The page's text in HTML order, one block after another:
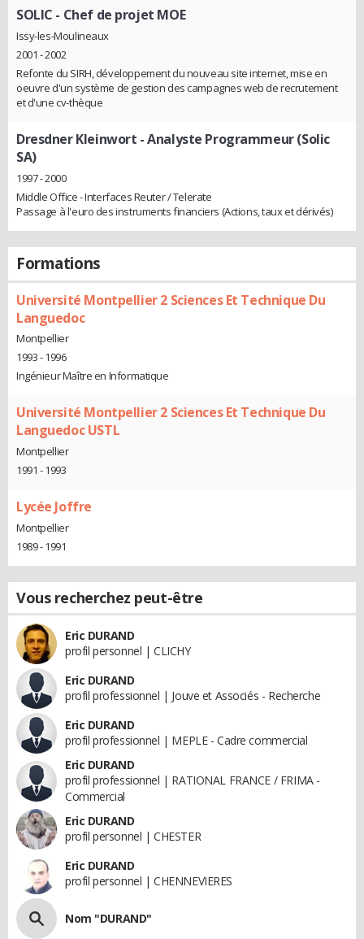
SOLIC - Chef de projet MOE
Issy-les-Moulineaux
2001 - 2002
Refonte du SIRH, développement du nouveau site internet, mise en
oeuvre d'un système de gestion des campagnes web de recrutement
et d'une cv-thèque
Dresdner Kleinwort - Analyste Programmeur (Solic
SA)
1997 - 2000
Middle Office - Interfaces Reuter / Telerate
Passage à l'euro des instruments financiers (Actions, taux et dérivés)
Formations
Université Montpellier 2 Sciences Et Technique Du
Languedoc
Montpellier
1993 - 1996
Ingénieur Maître en Informatique
Université Montpellier 2 Sciences Et Technique Du
Languedoc USTL
Montpellier
1991 - 1993
Lycée Joffre
Montpellier
1989 - 1991
Vous recherchez peut-être
Eric DURAND
profil personnel | CLICHY
Eric DURAND
profil professionnel | Jouve et Associés - Recherche
Eric DURAND
profil professionnel | MEPLE - Cadre commercial
Eric DURAND
profil professionnel | RATIONAL FRANCE / FRIMA -
Commercial
Eric DURAND
profil personnel | CHESTER
Eric DURAND
profil personnel | CHENNEVIERES
Nom "DURAND"